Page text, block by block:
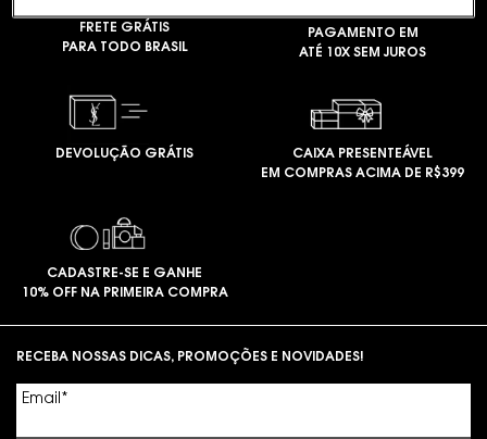
FRETE GRÁTIS
PARA TODO BRASIL
PAGAMENTO EM
ATÉ 10X SEM JUROS
DEVOLUÇÃO GRÁTIS
CAIXA PRESENTEÁVEL
EM COMPRAS ACIMA DE R$399
CADASTRE-SE E GANHE
10% OFF NA PRIMEIRA COMPRA
RECEBA NOSSAS DICAS, PROMOÇÕES E NOVIDADES!
Email *